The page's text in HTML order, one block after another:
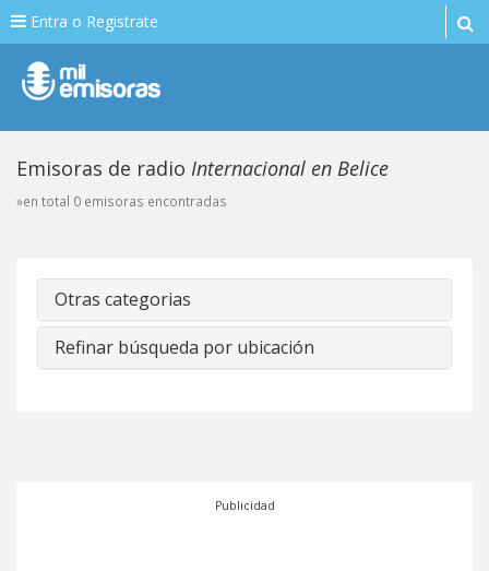
Entra o Registrate
Emisoras de radio Internacional en Belice
»en total 0 emisoras encontradas
Otras categorias
Refinar búsqueda por ubicación
Publicidad